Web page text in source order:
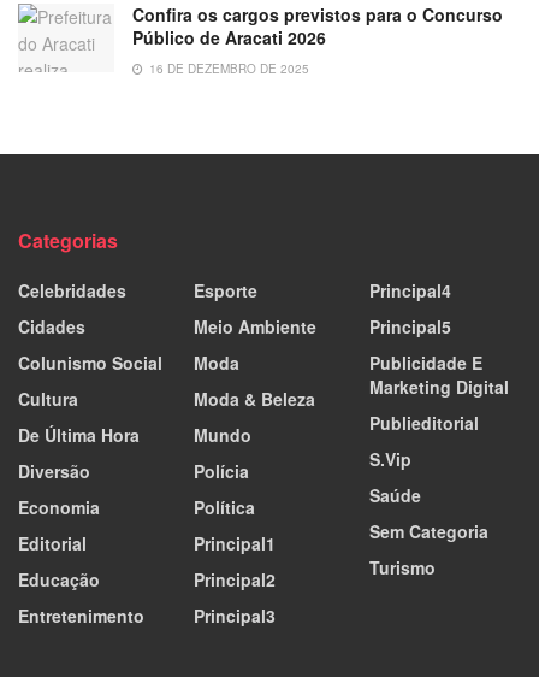
Confira os cargos previstos para o Concurso
Público de Aracati 2026
16 DE DEZEMBRO DE 2025
Categorias
Celebridades
Cidades
Colunismo Social
Cultura
De Última Hora
Diversão
Economia
Editorial
Educação
Entretenimento
Esporte
Meio Ambiente
Moda
Moda & Beleza
Mundo
Polícia
Política
Principal1
Principal2
Principal3
Principal4
Principal5
Publicidade E
Marketing Digital
Publieditorial
S.Vip
Saúde
Sem Categoria
Turismo